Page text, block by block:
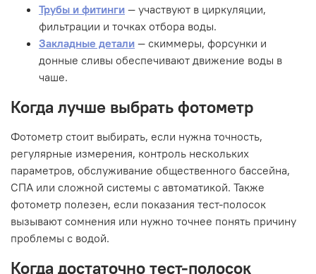
Трубы и фитинги — участвуют в циркуляции,
фильтрации и точках отбора воды.
Закладные детали — скиммеры, форсунки и
донные сливы обеспечивают движение воды в
чаше.
Когда лучше выбрать фотометр
Фотометр стоит выбирать, если нужна точность,
регулярные измерения, контроль нескольких
параметров, обслуживание общественного бассейна,
СПА или сложной системы с автоматикой. Также
фотометр полезен, если показания тест-полосок
вызывают сомнения или нужно точнее понять причину
проблемы с водой.
Когда достаточно тест-полосок